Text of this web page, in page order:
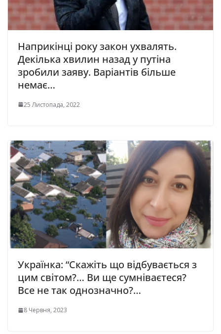
Наприкінці року закон ухвалять.
Декілька хвилин назад у путіна
зробили заяву. Варіантів більше
немає…
25 Листопада, 2022
Укpaїнкa: “Скажіть що відбувається з
цим свiтом?… Ви ще сумнiваєтеся?
Все не так однoзначно?…
8 Червня, 2023